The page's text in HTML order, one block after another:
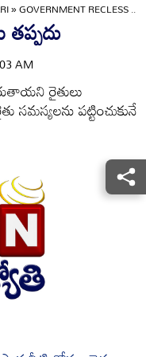
»GOVERNMENT RECLESS ..
తప్పదు
AM
రైతులు
సమస్యలను పట్టించుకునే